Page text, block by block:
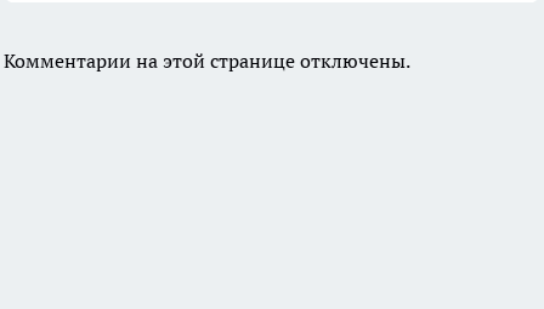
Комментарии на этой странице отключены.